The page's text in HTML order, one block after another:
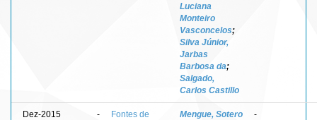
Luciana
Monteiro
Vasconcelos;
Silva Júnior,
Jarbas
Barbosa da;
Salgado,
Carlos Castillo
Dez-2015 -
Fontes de
Mengue, Sotero
-